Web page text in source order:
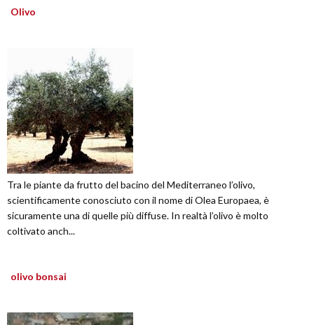
Olivo
Tra le piante da frutto del bacino del Mediterraneo l’olivo,
scientificamente conosciuto con il nome di Olea Europaea, è
sicuramente una di quelle più diffuse. In realtà l’olivo è molto
coltivato anch...
olivo bonsai